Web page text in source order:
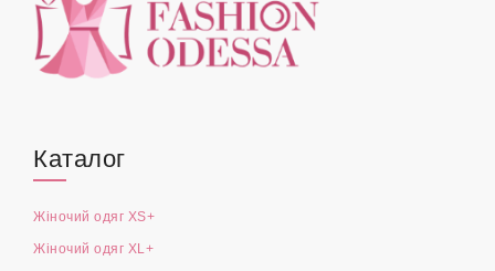
Каталог
Жіночий одяг XS+
Жіночий одяг XL+